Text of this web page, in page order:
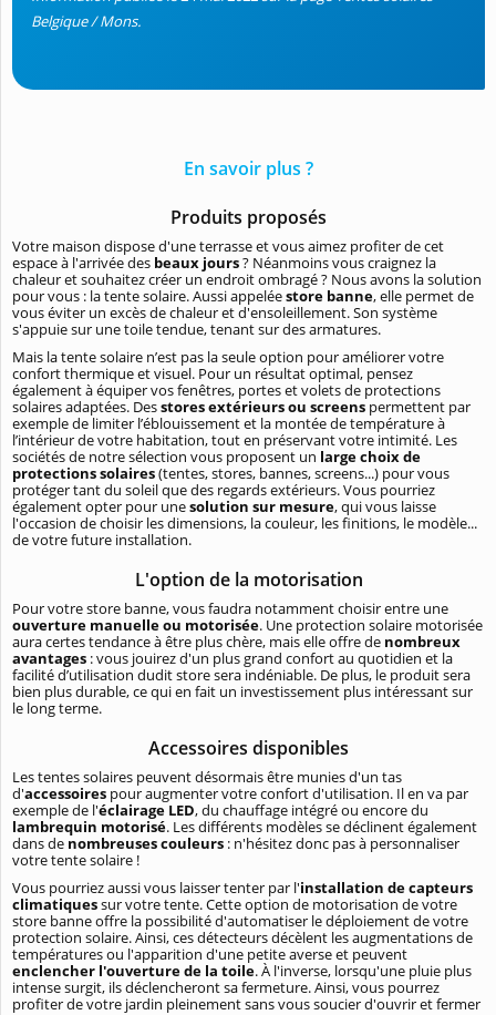
Belgique / Mons.
En savoir plus ?
Produits proposés
Votre maison dispose d'une terrasse et vous aimez profiter de cet
espace à l'arrivée des beaux jours? Néanmoins vous craignez la
chaleur et souhaitez créer un endroit ombragé ? Nous avons la solution
pour vous : la tente solaire. Aussi appeléestore banne, elle permet de
vous éviter un excès de chaleur et d'ensoleillement. Son système
s'appuie sur une toile tendue, tenant sur des armatures.
Mais la tente solaire n’est pas la seule option pour améliorer votre
confort thermique et visuel. Pour un résultat optimal, pensez
également à équiper vos fenêtres, portes et volets de protections
solaires adaptées. Desstores extérieurs ou screens permettent par
exemple de limiter l’éblouissement et la montée de température à
l’intérieur de votre habitation, tout en préservant votre intimité. Les
sociétés de notre sélection vous proposent un large choix de
protections solaires(tentes, stores, bannes, screens...) pour vous
protéger tant du soleil que des regards extérieurs. Vous pourriez
également opter pour unesolution sur mesure, qui vous laisse
l'occasion de choisir les dimensions, la couleur, les finitions, le modèle...
de votre future installation.
L'option de la motorisation
Pour votre store banne, vous faudra notamment choisir entre une
ouverture manuelle ou motorisée. Une protection solaire motorisée
aura certes tendance à être plus chère, mais elle offre de nombreux
avantages : vous jouirez d'un plus grand confort au quotidien et la
facilité d’utilisation dudit store sera indéniable. De plus, le produit sera
bien plus durable, ce qui en fait un investissement plus intéressant sur
le long terme.
Accessoires disponibles
Les tentes solaires peuvent désormais être munies d'un tas
d'accessoires pour augmenter votre confort d'utilisation. Il en va par
exemple de l'éclairage LED, du chauffage intégré ou encore du
lambrequin motorisé. Les différents modèles se déclinent également
dans de nombreuses couleurs : n'hésitez donc pas à personnaliser
votre tente solaire !
Vous pourriez aussi vous laisser tenter par l'installation de capteurs
climatiquessur votre tente. Cette option de motorisation de votre
store banne offre la possibilité d'automatiser le déploiement de votre
protection solaire. Ainsi, ces détecteurs décèlent les augmentations de
températures ou l'apparition d'une petite averse et peuvent
enclencher l'ouverture de la toile. À l'inverse, lorsqu'une pluie plus
intense surgit, ils déclencheront sa fermeture. Ainsi, vous pourrez
profiter de votre jardin pleinement sans vous soucier d'ouvrir et fermer